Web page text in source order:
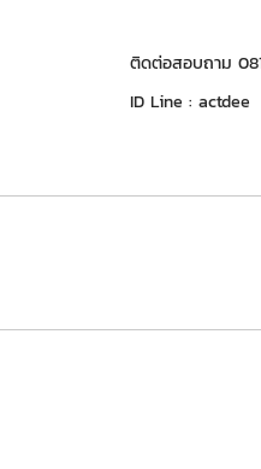
ติดต่อสอบถาม
ID Line : actdee